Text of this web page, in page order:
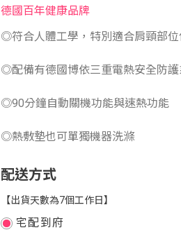
德國百年健康品牌
◎符合人體工學，特別適合肩頸部位
◎配備有德國博依三重電熱安全防護
◎90分鐘自動關機功能與速熱功能
◎熱敷墊也可單獨機器洗滌
配送方式
【出貨天數為7個工作日】
宅配到府